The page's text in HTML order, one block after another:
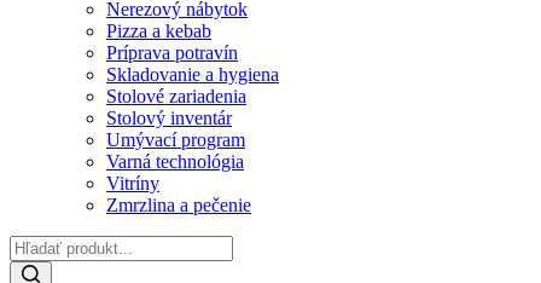
Nerezový nábytok
Pizza a kebab
Príprava potravín
Skladovanie a hygiena
Stolové zariadenia
Stolový inventár
Umývací program
Varná technológia
Vitríny
Zmrzlina a pečenie